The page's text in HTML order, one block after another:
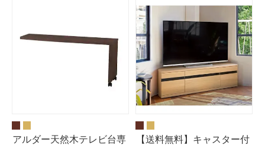
アルダー天然木テレビ台専
【送料無料】キャスター付